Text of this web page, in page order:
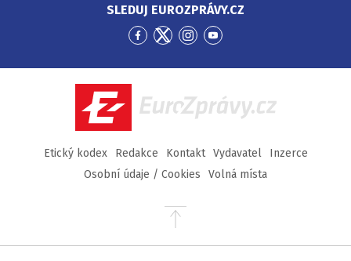
SLEDUJ EUROZPRÁVY.CZ
Přejít
Facebook
Přejít
Twitter
Přejít
Instagram
Přejít
YouTube
EuroZprávy.cz
Etický kodex Redakce Kontakt Vydavatel
Inzerce
Osobní údaje / Cookies
Volná místa
Přejít
stránky